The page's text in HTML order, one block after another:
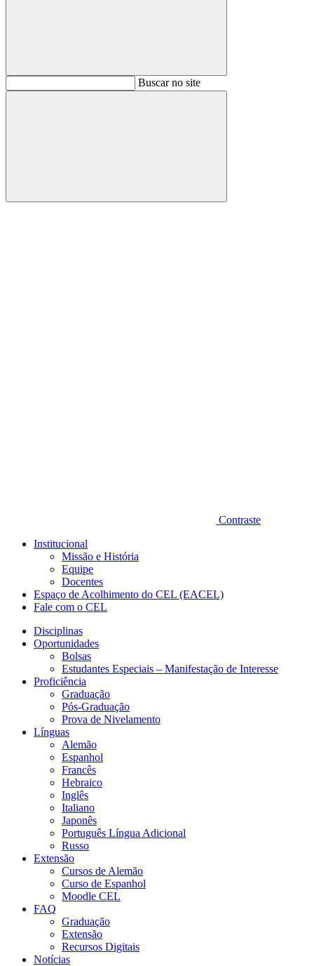
BuscarBuscar no site
Buscar
Contraste
Institucional
Missão e História
Equipe
Docentes
Espaço de Acolhimento do CEL (EACEL)
Fale com o CEL
Disciplinas
Oportunidades
Bolsas
Estudantes Especiais – Manifestação de Interesse
Proficiência
Graduação
Pós-Graduação
Prova de Nivelamento
Línguas
Alemão
Espanhol
Francês
Hebraico
Inglês
Italiano
Japonês
Português Língua Adicional
Russo
Extensão
Cursos de Alemão
Curso de Espanhol
Moodle CEL
FAQ
Graduação
Extensão
Recursos Digitais
Notícias